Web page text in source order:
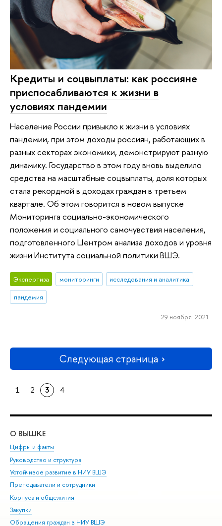
Кредиты и соцвыплаты: как россияне
приспосабливаются к жизни в
условиях пандемии
Население России привыкло к жизни в условиях
пандемии, при этом доходы россиян, работающих в
разных секторах экономики, демонстрируют разную
динамику. Государство в этом году вновь выделило
средства на масштабные соцвыплаты, доля которых
стала рекордной в доходах граждан в третьем
квартале. Об этом говорится в новом выпуске
Мониторинга социально-экономического
положения и социального самочувствия населения,
подготовленного Центром анализа доходов и уровня
жизни Института социальной политики ВШЭ.
Экспертиза мониторинги
исследования и аналитика
пандемия
29 ноября 2021
Следующая страница
1 2 3 4
О ВЫШКЕ
Цифры и факты
Руководство и структура
Устойчивое развитие в НИУ ВШЭ
Преподаватели и сотрудники
Корпуса и общежития
Закупки
Обращения граждан в НИУ ВШЭ